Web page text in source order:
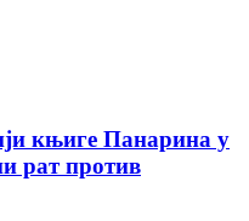
књиге Панарина у
рат против